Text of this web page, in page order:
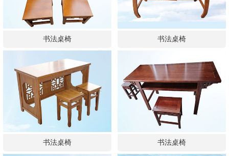
书法桌椅 书法桌椅
书法桌椅 书法桌椅